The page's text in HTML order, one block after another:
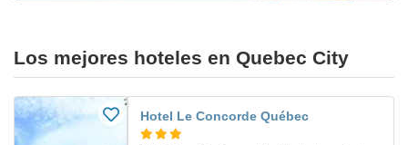
Los mejores hoteles en Quebec City
Hotel Le Concorde Québec